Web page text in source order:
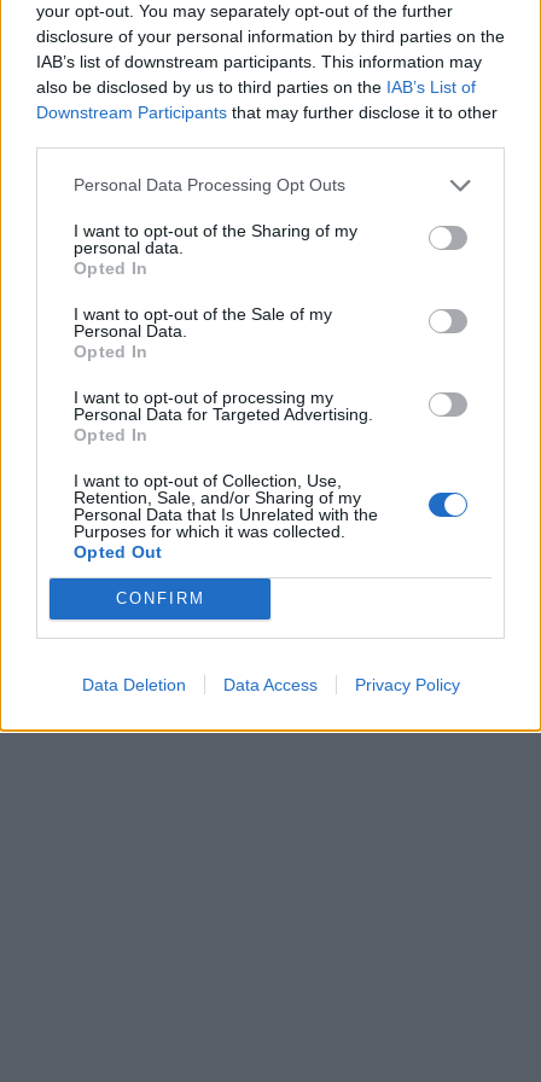
your opt-out. You may separately opt-out of the further
disclosure of your personal information by third parties on the
IAB’s list of downstream participants. This information may
also be disclosed by us to third parties on the IAB’s List of
Downstream Participants that may further disclose it to other
Personal Data Processing Opt Outs
I want to opt-out of the Sharing of my
personal data.
Opted In
I want to opt-out of the Sale of my
Personal Data.
Opted In
I want to opt-out of processing my
Personal Data for Targeted Advertising.
Opted In
I want to opt-out of Collection, Use,
Retention, Sale, and/or Sharing of my
Personal Data that Is Unrelated with the
Purposes for which it was collected.
Opted Out
CONFIRM
Data Deletion Data Access Privacy Policy
In evidenza